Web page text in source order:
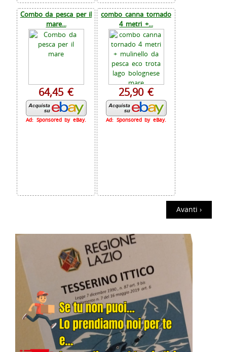
Combo da pesca per il
mare...
64,45 €
Ad: Sponsored by eBay.
combo canna tornado
4 metri +...
25,90 €
Ad: Sponsored by eBay.
Avanti ›